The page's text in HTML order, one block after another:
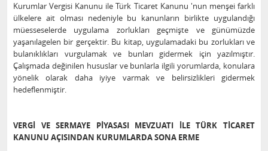
Kurumlar Vergisi Kanunu ile Türk Ticaret Kanunu 'nun menşei farklı
ülkelere ait olması nedeniyle bu kanunların birlikte uygulandığı
müesseselerde uygulama zorlukları geçmişte ve günümüzde
yaşanılagelen bir gerçektir. Bu kitap, uygulamadaki bu zorlukları ve
bulanıklıkları vurgulamak ve bunları gidermek için yazılmıştır.
Çalışmada değinilen hususlar ve bunlarla ilgili yorumlarda, konulara
yönelik olarak daha iyiye varmak ve belirsizlikleri gidermek
hedeflenmiştir.
VERGİ VE SERMAYE PİYASASI MEVZUATI İLE TÜRK TİCARET
KANUNU AÇISINDAN KURUMLARDA SONA ERME